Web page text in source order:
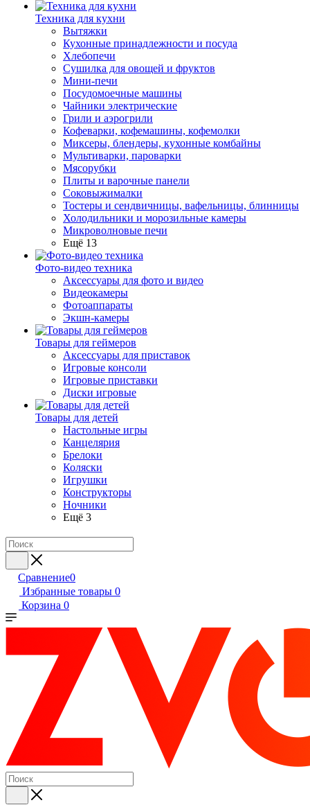
Техника для кухни
Вытяжки
Кухонные принадлежности и посуда
Хлебопечи
Сушилка для овощей и фруктов
Мини-печи
Посудомоечные машины
Чайники электрические
Грили и аэрогрили
Кофеварки, кофемашины, кофемолки
Миксеры, блендеры, кухонные комбайны
Мультиварки, пароварки
Мясорубки
Плиты и варочные панели
Соковыжималки
Тостеры и сендвичницы, вафельницы, блинницы
Холодильники и морозильные камеры
Микроволновые печи
Ещё 13
Фото-видео техника
Аксессуары для фото и видео
Видеокамеры
Фотоаппараты
Экшн-камеры
Товары для геймеров
Аксессуары для приставок
Игровые консоли
Игровые приставки
Диски игровые
Товары для детей
Настольные игры
Канцелярия
Брелоки
Коляски
Игрушки
Конструкторы
Ночники
Ещё 3
Сравнение0
Избранные товары 0
Корзина 0